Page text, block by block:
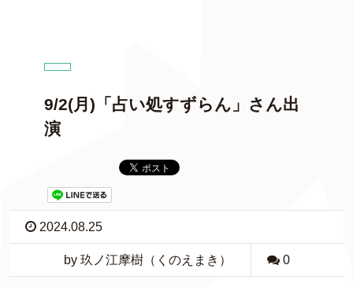
9/2(月)「占い処すずらん」さん出
演
2024.08.25
by 玖ノ江摩樹（くのえまき） 0